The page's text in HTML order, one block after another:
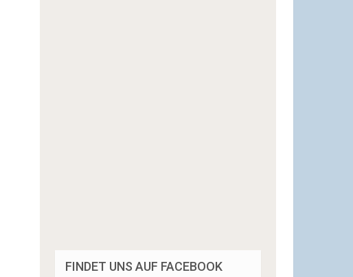
FINDET UNS AUF FACEBOOK